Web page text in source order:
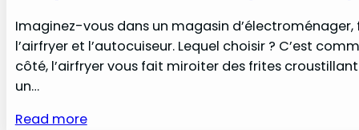
Imaginez-vous dans un magasin
l’airfryer et l’autocuiseur. Lequel choisir ? C’est
côté, l’airfryer vous fait miroiter des frites
un…
Read more